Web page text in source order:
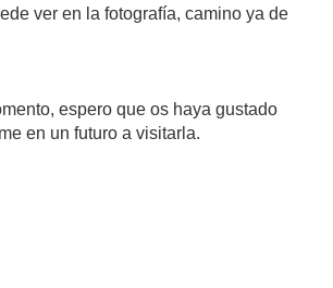
ver en la fotografía, camino ya de
espero que os haya gustado
en un futuro a visitarla.